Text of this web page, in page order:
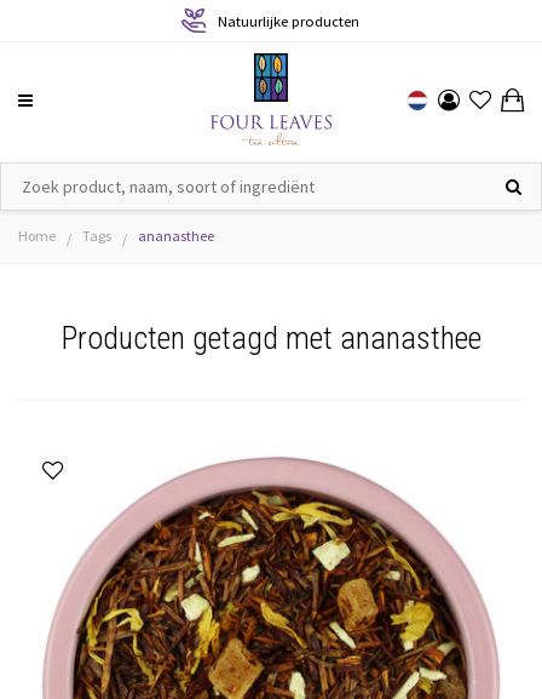
Natuurlijke producten
Home / Tags / ananasthee
Producten getagd met ananasthee